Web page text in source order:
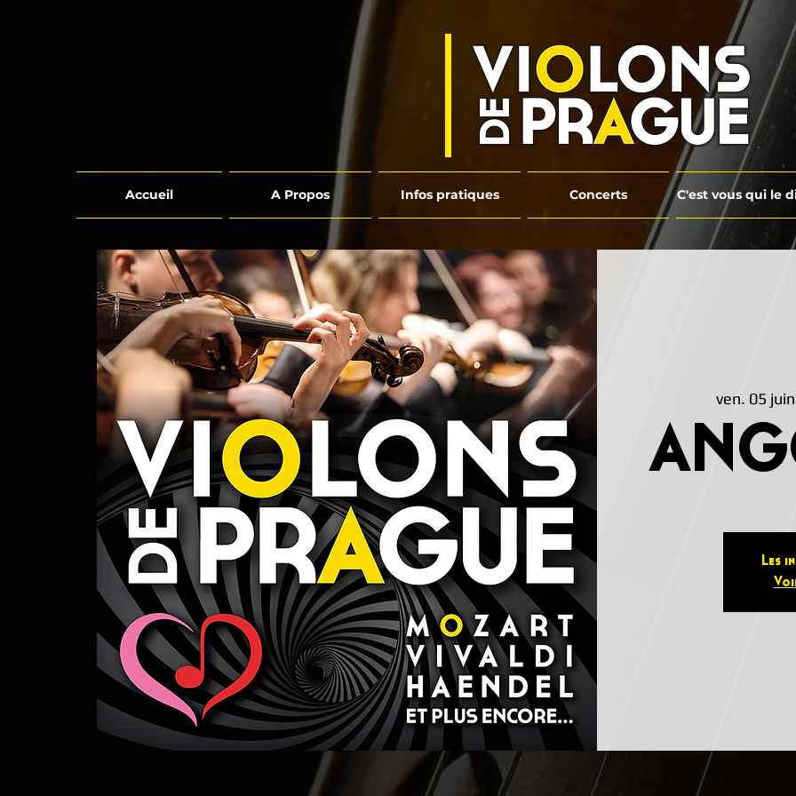
Accueil A Propos Infos pratiques Concerts C'est vous qui le
ven. 05 juin
Les